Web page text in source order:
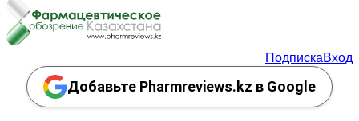
ПодпискаВход
Добавьте Pharmreviews.kz в Google